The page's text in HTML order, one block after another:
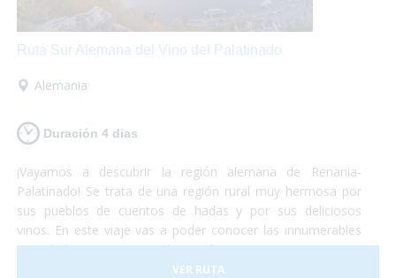
Ruta Sur Alemana del Vino del Palatinado
Alemania
Duración 4 dias
¡Vayamos a descubrir la región alemana de Renania-
Palatinado! Se trata de una región rural muy hermosa por
sus pueblos de cuentos de hadas y por sus deliciosos
vinos. En este viaje vas a poder conocer las innumerables
actividades que se pueden realizar en Renania ya sean
catas de vinos, paseos en tren o la visita de algún museo...
VER RUTA